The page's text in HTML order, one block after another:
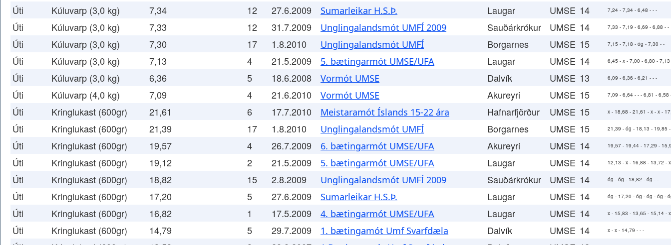
Úti Kúluvarp (3,0 kg) 7,34 12 27.6.2009 Sumarleikar H.S.Þ. Laugar UMSE 14 7,24 - 7,34 - 6,48 - - -
Úti Kúluvarp (3,0 kg) 7,33 12 31.7.2009 Unglingalandsmót UMFÍ 2009 Sauðárkrókur UMSE 14 7,33 - 7,19 - 6,69 - 6,88 - -
Úti Kúluvarp (3,0 kg) 7,30 17 1.8.2010 Unglingalandsmót UMFÍ Borgarnes UMSE 15 7,15 - 7,18 - óg - 7,30 - -
Úti Kúluvarp (3,0 kg) 7,13 4 21.5.2009 5. bætingarmót UMSE/UFA Laugar UMSE 14 6,45 - x - 7,00 - 6,80 -
Úti Kúluvarp (3,0 kg) 6,36 5 18.6.2008 Vormót UMSE Dalvík UMSE 13 6,09 - 6,36 - 6,21 - - -
Úti Kúluvarp (4,0 kg) 7,09 4 21.6.2010 Vormót UMSE Akureyri UMSE 15 7,09 - 6,64 - - - 6,81 - 6,58
Úti Kringlukast (600gr) 21,61 6 17.7.2010 Meistaramót Íslands 15-22 ára Hafnarfjörður UMSE 15 x - 18,68 - 21,61 - x - x -
Úti Kringlukast (600gr) 21,39 17 1.8.2010 Unglingalandsmót UMFÍ Borgarnes UMSE 15 21,39 - óg - 18,13 - 19,85
Úti Kringlukast (600gr) 19,57 4 26.7.2009 6. bætingarmót UMSE/UFA Akureyri UMSE 14 19,57 - 19,44 - 17,29 -
Úti Kringlukast (600gr) 19,12 2 21.5.2009 5. bætingarmót UMSE/UFA Laugar UMSE 14 12,13 - x - 16,88 - 13,72 -
Úti Kringlukast (600gr) 18,82 15 2.8.2009 Unglingalandsmót UMFÍ 2009 Sauðárkrókur UMSE 14 óg - óg - 18,82 - óg - -
Úti Kringlukast (600gr) 17,20 5 27.6.2009 Sumarleikar H.S.Þ. Laugar UMSE 14 óg - 17,20 - óg - óg - óg -
Úti Kringlukast (600gr) 16,82 1 17.5.2009 4. bætingarmót UMSE/UFA Laugar UMSE 14 x - 15,83 - 13,65 - 15,14 -
Úti Kringlukast (600gr) 14,79 5 29.7.2009 1. bætingamót Umf Svarfdæla Dalvík UMSE 14 x - x - 14,79 - - -